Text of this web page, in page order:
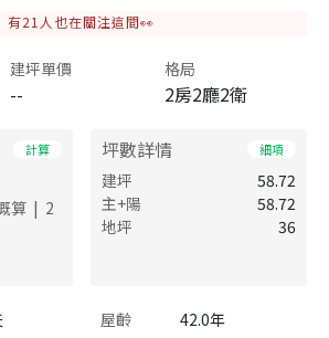
有21 人也在關注這間👀
建坪單價
--
格局
2房2廳2衛
計算
算 | 2
坪數詳情 細項
建坪
58.72
主+陽
58.72
地坪
36
屋齡
42.0年